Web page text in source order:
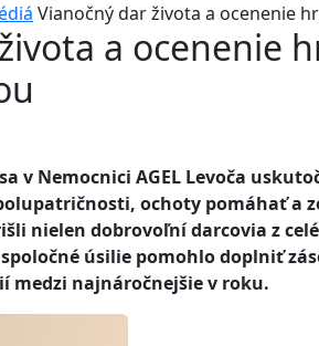
Vianočný dar života a ocenenie
a ocenenie
v Nemocnici AGEL Levoča
ochoty pomáhať a
nielen dobrovoľní darcovia z
úsilie pomohlo doplniť
medzi najnáročnejšie v roku.